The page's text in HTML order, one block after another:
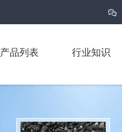
产品列表 行业知识